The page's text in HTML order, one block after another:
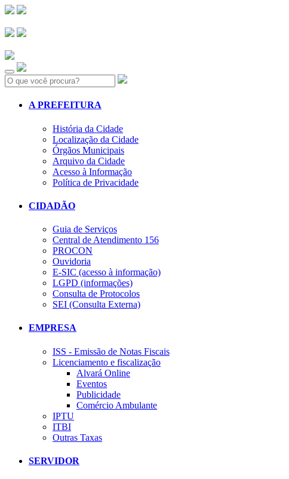
Search:
A PREFEITURA
História da Cidade
Localização da Cidade
Órgãos Municipais
Arquivo da Cidade
Acesso à Informação
Política de Privacidade
CIDADÃO
Guia de Serviços
Central de Atendimento 156
PROCON
Ouvidoria
E-SIC (acesso à informação)
LGPD (informações)
Consulta de Protocolos
SEI (Consulta Externa)
EMPRESA
ISS - Emissão de Notas Fiscais
Licenciamento e fiscalização
Alvará Online
Eventos
Publicidade
Comércio Ambulante
IPTU
ITBI
Outras Taxas
SERVIDOR